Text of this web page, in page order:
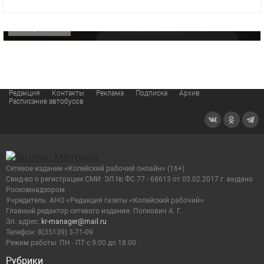
Редакция Контакты Реклама Подписка
Архив
Расписание автобусов
Рубрики
Сетевое издание «Копейский рабочий онлайн» (16+)
Cвид-во о регистрации СМИ: ЭЛ № ФС 77 - 68613 от 03.02.2017 г. выдано
Роскомнадзором
Учредитель: АНО «Редакция газеты «Копейский рабочий»
Главный редактор сетевого издания: Попкович А. Г.
Эл. адрес: kr-manager@mail.ru
Телефон: 8(35139) 3-71-09
Режим работы: ПН - ПТ с 9:00 до 18:00